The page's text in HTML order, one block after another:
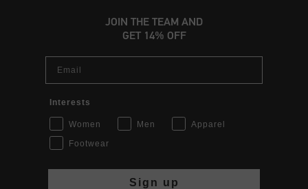
JOIN THE TEAM AND
GET 14% OFF
Interests
Women Men
Apparel
Footwear
Sign up